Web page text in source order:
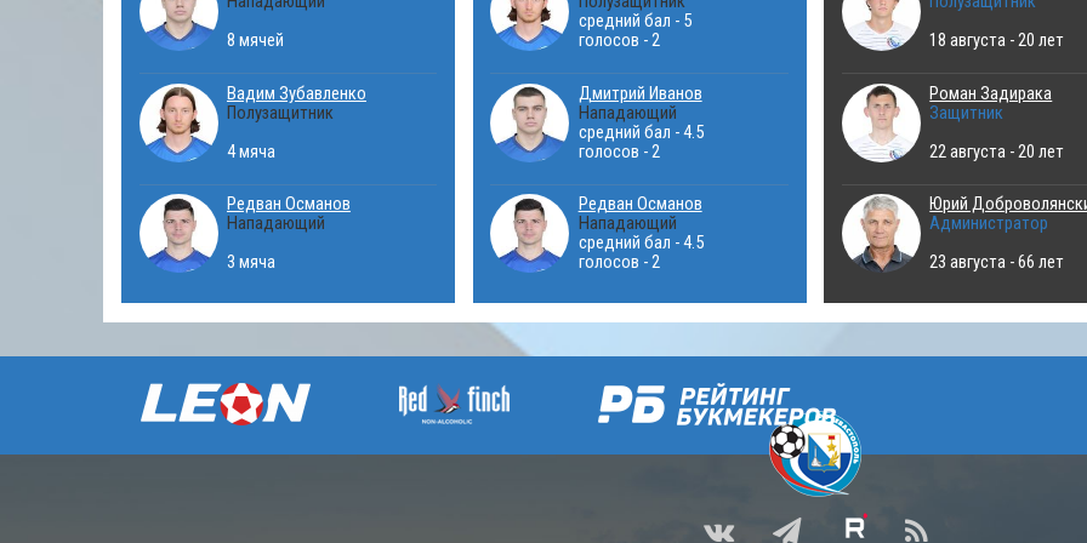
8 мячей
Вадим Зубавленко
Полузащитник
4 мяча
Редван Османов
Нападающий
3 мяча
средний бал - 5
голосов - 2
Дмитрий Иванов
Нападающий
средний бал - 4.5
голосов - 2
Редван Османов
Нападающий
средний бал - 4.5
голосов - 2
18 августа - 20 лет
Роман Задирака
Защитник
22 августа - 20 лет
Юрий
Администратор
23 августа - 66 лет